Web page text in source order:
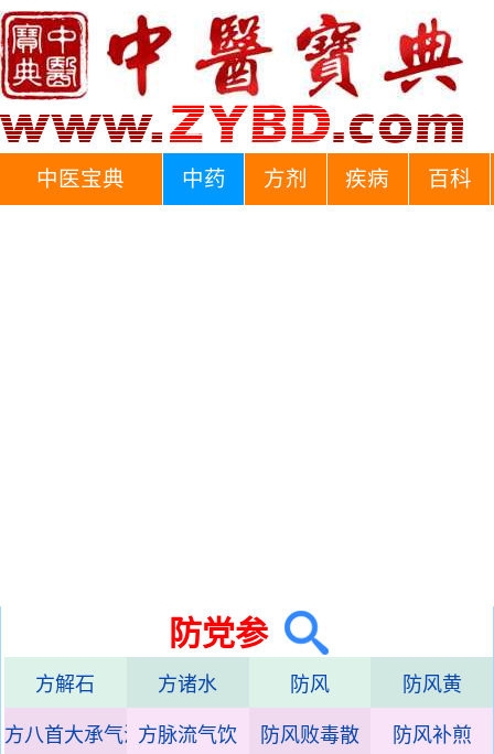
中医宝典 中药 方剂 疾病 百科
防党参
方解石 方诸水 防风 防风黄
方八首大承气汤方脉流气饮 防风败毒散 防风补煎